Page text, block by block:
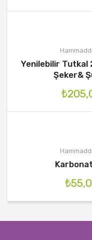
Yenilebilir Tutkal
Şeker&
₺
₺